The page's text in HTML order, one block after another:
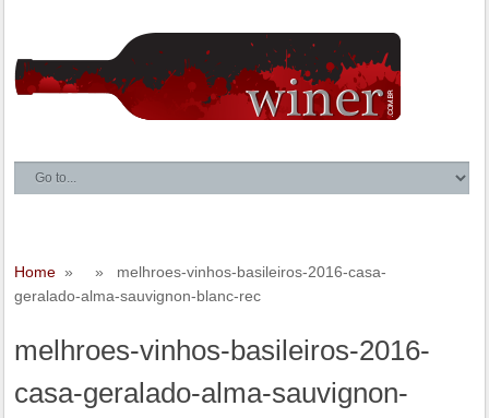
Home » » melhroes-vinhos-basileiros-2016-casa-
geralado-alma-sauvignon-blanc-rec
melhroes-vinhos-basileiros-2016-
casa-geralado-alma-sauvignon-